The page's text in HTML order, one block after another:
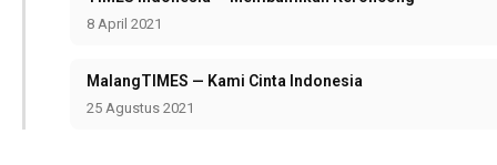
8 April 2021
MalangTIMES — Kami Cinta Indonesia
25 Agustus 2021